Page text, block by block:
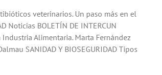
veterinarios. Un paso más en el
Noticias BOLETÍN DE INTERCUN
Alimentaria. Marta Fernández
SANIDAD Y BIOSEGURIDAD Tipos